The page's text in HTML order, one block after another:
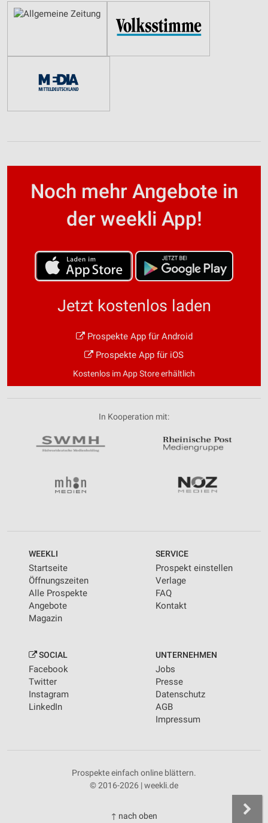
Noch mehr Angebote in
der weekli App!
Jetzt kostenlos laden
Prospekte App für Android
Prospekte App für iOS
Kostenlos im App Store erhältlich
In Kooperation mit:
WEEKLI
Startseite
Öffnungszeiten
Alle Prospekte
Angebote
Magazin
SERVICE
Prospekt einstellen
Verlage
FAQ
Kontakt
SOCIAL
Facebook
Twitter
Instagram
LinkedIn
UNTERNEHMEN
Jobs
Presse
Datenschutz
AGB
Impressum
Prospekte einfach online blättern.
© 2016-2026 | weekli.de
↑ nach oben